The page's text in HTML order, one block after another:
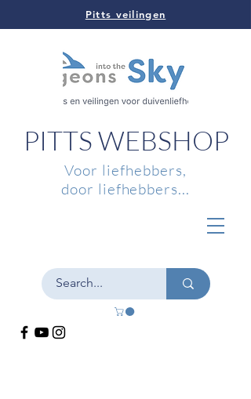
Pitts veilingen
PITTS WEBSHOP
Voor liefhebbers,
door liefhebbers...